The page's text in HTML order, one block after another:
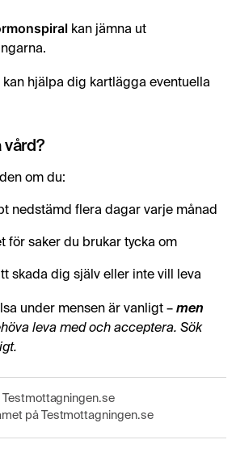
kan jämna ut
kan hjälpa dig kartlägga eventuella
vård?
om du:
nedstämd flera dagar varje månad
för saker du brukar tycka om
skada dig själv eller inte vill leva
under mensen är vanligt – men
leva med och acceptera. Sök
Testmottagningen.se
på Testmottagningen.se